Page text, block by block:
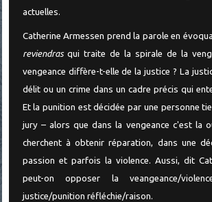
actuelles.
Catherine Armessen prend la parole en
reviendrasqui traite de la spirale de la
vengeance diffère-t-elle de la justice ? La
délit ou un crime dans un cadre précis qui
Et la punition est décidée par une personne
jury – alors que dans la vengeance c'est la
cherchent à obtenir réparation, dans une
passion et parfois la violence. Aussi, dit
peut-on opposer la veangeance/
justice/punition réfléchie/raison.